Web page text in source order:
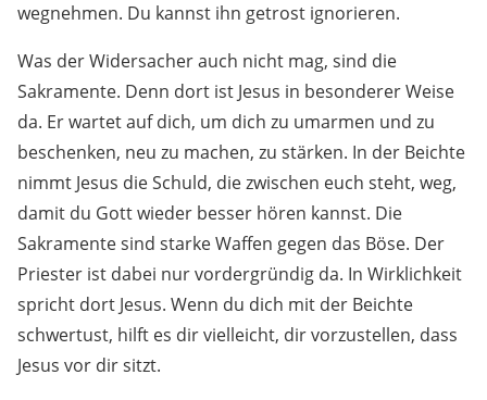
wegnehmen. Du kannst ihn getrost ignorieren.
Was der Widersacher auch nicht mag, sind die
Sakramente. Denn dort ist Jesus in besonderer Weise
da. Er wartet auf dich, um dich zu umarmen und zu
beschenken, neu zu machen, zu stärken. In der Beichte
nimmt Jesus die Schuld, die zwischen euch steht, weg,
damit du Gott wieder besser hören kannst. Die
Sakramente sind starke Waffen gegen das Böse. Der
Priester ist dabei nur vordergründig da. In Wirklichkeit
spricht dort Jesus. Wenn du dich mit der Beichte
schwertust, hilft es dir vielleicht, dir vorzustellen, dass
Jesus vor dir sitzt.